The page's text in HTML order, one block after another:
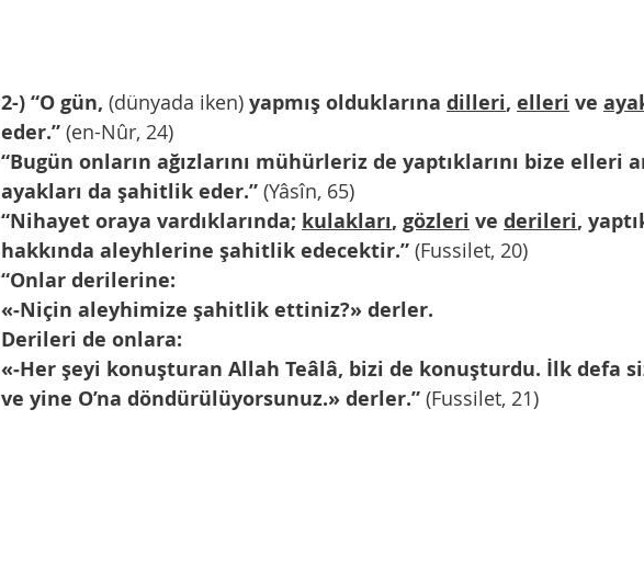
2-) “O gün, (dünyada iken) yapmış olduklarına dilleri, elleri ve
eder.” (en-Nûr, 24)
“Bugün onların ağızlarını mühürleriz de yaptıklarını bize elleri
ayakları da şahitlik eder.” (Yâsîn, 65)
“Nihayet oraya vardıklarında; kulakları, gözleri ve derileri,
hakkında aleyhlerine şahitlik edecektir.” (Fussilet, 20)
“Onlar derilerine:
«‒Niçin aleyhimize şahitlik ettiniz?» derler.
Derileri de onlara:
«‒Her şeyi konuşturan Allah Teâlâ, bizi de konuşturdu. İlk defa
ve yine O’na döndürülüyorsunuz.» derler.” (Fussilet, 21)